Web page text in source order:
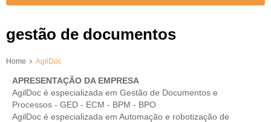
gestão de documentos
Home AgilDoc
APRESENTAÇÃO DA EMPRESA
AgilDoc é especializada em Gestão de Documentos e
Processos - GED - ECM - BPM - BPO
AgilDoc é especializada em Automação e robotização de